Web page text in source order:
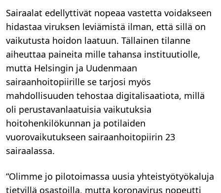
Sairaalat edellyttivät nopeaa vastetta voidakseen
hidastaa viruksen leviämistä ilman, että sillä on
vaikutusta hoidon laatuun. Tällainen tilanne
aiheuttaa paineita mille tahansa instituutiolle,
mutta Helsingin ja Uudenmaan
sairaanhoitopiirille se tarjosi myös
mahdollisuuden tehostaa digitalisaatiota, millä
oli perustavanlaatuisia vaikutuksia
hoitohenkilökunnan ja potilaiden
vuorovaikutukseen sairaanhoitopiirin 23
sairaalassa.
“Olimme jo pilotoimassa uusia yhteistyötyökaluja
tietyillä osastoilla, mutta koronavirus nopeutti